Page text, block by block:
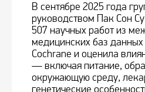
В сентябре 2025 года
руководством Пак Сон
507 научных работ из
медицинских баз
Cochrane и оценила
— включая питание,
окружающую среду,
генетические